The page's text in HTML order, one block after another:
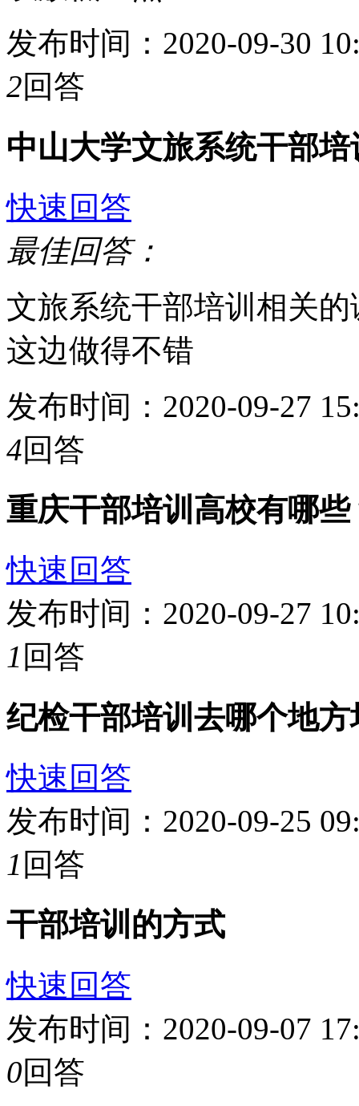
发布时间：2020-09-30
2回答
中山大学文旅系统干部
快速回答
最佳回答：
文旅系统干部培训相关
这边做得不错
发布时间：2020-09-27
4回答
重庆干部培训高校有哪些
快速回答
发布时间：2020-09-27
1 回答
纪检干部培训去哪个地方
快速回答
发布时间：2020-09-25
1 回答
干部培训的方式
快速回答
发布时间：2020-09-07
0回答